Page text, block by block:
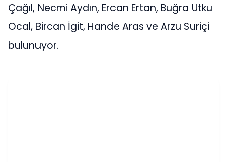
Çağıl, Necmi Aydın, Ercan Ertan, Buğra Utku
Ocal, Bircan İgit, Hande Aras ve Arzu Suriçi
bulunuyor.